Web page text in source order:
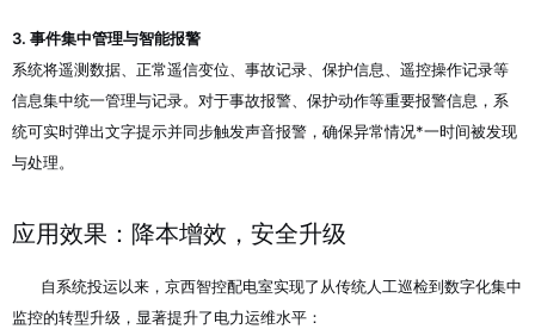
3. 事件集中管理与智能报警
系统将遥测数据、正常遥信变位、事故记录、保护信息、遥控操作记录等
信息集中统一管理与记录。对于事故报警、保护动作等重要报警信息，系
统可实时弹出文字提示并同步触发声音报警，确保异常情况*一时间被发现
与处理。
应用效果：降本增效，安全升级
自系统投运以来，京西智控配电室实现了从传统人工巡检到数字化集中
监控的转型升级，显著提升了电力运维水平：